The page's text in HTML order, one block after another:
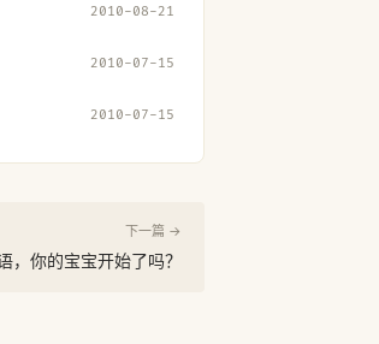
2010-08-21
2010-07-15
2010-07-15
下一篇 →
，你的宝宝开始了吗？